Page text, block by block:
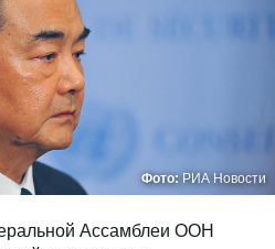
Фото: РИА Новости
Ассамблеи ООН